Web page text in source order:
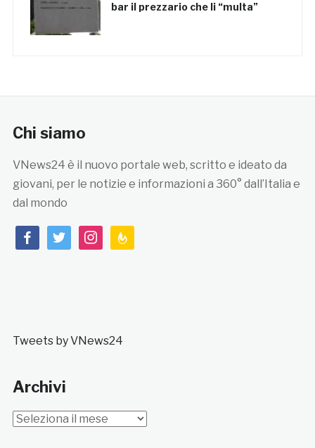
bar il prezzario che li “multa”
Chi siamo
VNews24 è il nuovo portale web, scritto e ideato da
giovani, per le notizie e informazioni a 360° dall’Italia e
dal mondo
facebooktwitterinstagramfeedburner
Tweets by VNews24
Archivi
Archivi